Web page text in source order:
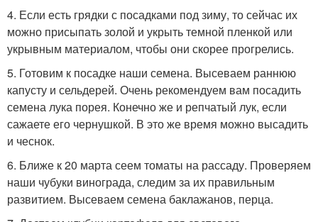
4. Если есть грядки с посадками под зиму, то сейчас их
можно присыпать золой и укрыть темной пленкой или
укрывным материалом, чтобы они скорее прогрелись.
5. Готовим к посадке наши семена. Высеваем раннюю
капусту и сельдерей. Очень рекомендуем вам посадить
семена лука порея. Конечно же и репчатый лук, если
сажаете его чернушкой. В это же время можно высадить
и чеснок.
6. Ближе к 20 марта сеем томаты на рассаду. Проверяем
наши чубуки винограда, следим за их правильным
развитием. Высеваем семена баклажанов, перца.